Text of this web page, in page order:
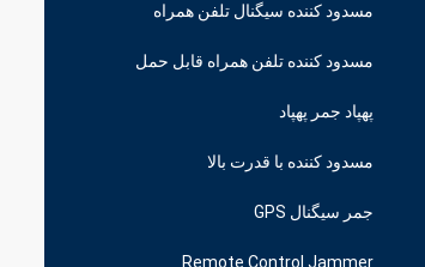
مسدود کننده سیگنال تلفن همراه
مسدود کننده تلفن همراه قابل حمل
پهپاد جمر پهپاد
مسدود کننده با قدرت بالا
جمر سیگنال GPS
Remote Control Jammer